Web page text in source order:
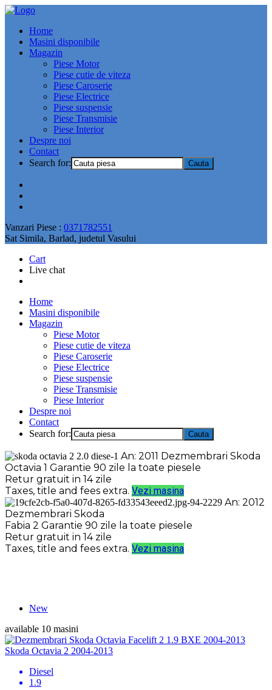
Home
Masini disponibile
Magazin
Piese Motor
Piese cutie de viteza
Piese Caroserie
Piese Electrice
Piese suspensie
Piese Transmisie
Piese Interior
Despre noi
Contact
Search for:
Vanzari Piese : 0371782551
Sat Simila, Barlad, judetul Vasului
Cart
Live chat
Home
Masini disponibile
Magazin
Piese Motor
Piese cutie de viteza
Piese Caroserie
Piese Electrice
Piese suspensie
Piese Transmisie
Piese Interior
Despre noi
Contact
Search for:
An: 2011 Dezmembrari Skoda
Octavia 1 Garantie 90 zile la toate piesele
Retur gratuit in 14 zile
Taxes, title and fees extra. Vezi masina
An: 2012
Dezmembrari Skoda
Fabia 2 Garantie 90 zile la toate piesele
Retur gratuit in 14 zile
Taxes, title and fees extra. Vezi masina
New
available 10 masini
Skoda Octavia 2 2004-2013
Diesel
1.9